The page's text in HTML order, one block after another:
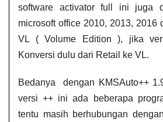
software activator full ini juga
microsoft office 2010, 2013, 2016
VL ( Volume Edition ), jika
Konversi dulu dari Retail ke VL.
Bedanya dengan KMSAuto++
versi ++ ini ada beberapa
tentu masih berhubungan